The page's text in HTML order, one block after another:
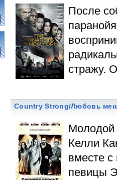
После
стражу.
Country Strong/Любовь
Молодой
Келли
вместе
певицы